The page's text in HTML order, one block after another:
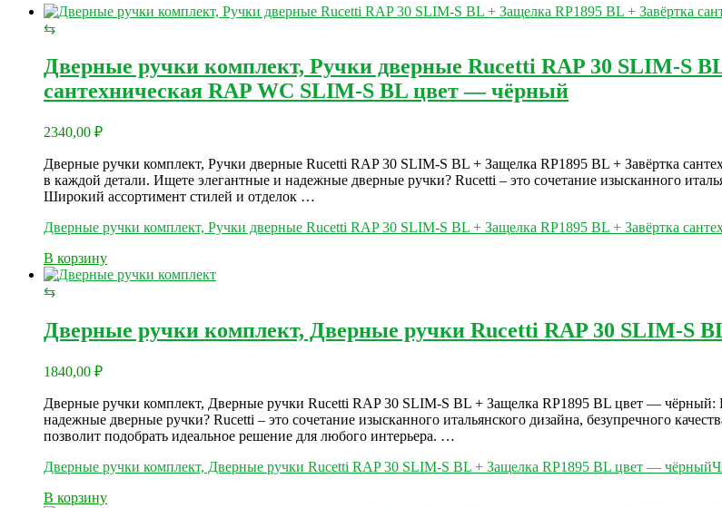
⇆
Дверные ручки комплект, Ручки дверные Rucetti RAP 30 SLIM-S
сантехническая RAP WC SLIM-S BL цвет — чёрный
2340,00 ₽
Дверные ручки комплект, Ручки дверные Rucetti RAP 30 SLIM-S BL + Защелка RP1895 BL + Завёртка
в каждой детали. Ищете элегантные и надежные дверные ручки? Rucetti – это сочетание изысканного
Широкий ассортимент стилей и отделок …
Дверные ручки комплект, Ручки дверные Rucetti RAP 30 SLIM-S BL + Защелка RP1895 BL + Завёртка
В корзину
⇆
Дверные ручки комплект, Дверные ручки Rucetti RAP 30 SLIM-S
1840,00 ₽
Дверные ручки комплект, Дверные ручки Rucetti RAP 30 SLIM-S BL + Защелка RP1895 BL цвет — чёрный:
надежные дверные ручки? Rucetti – это сочетание изысканного итальянского дизайна, безупречного
позволит подобрать идеальное решение для любого интерьера. …
Дверные ручки комплект, Дверные ручки Rucetti RAP 30 SLIM-S BL + Защелка RP1895 BL цвет — чёрный
В корзину